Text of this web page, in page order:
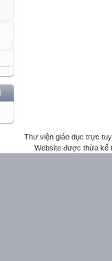
Thư viện giáo dục trực
Website được thừa kế